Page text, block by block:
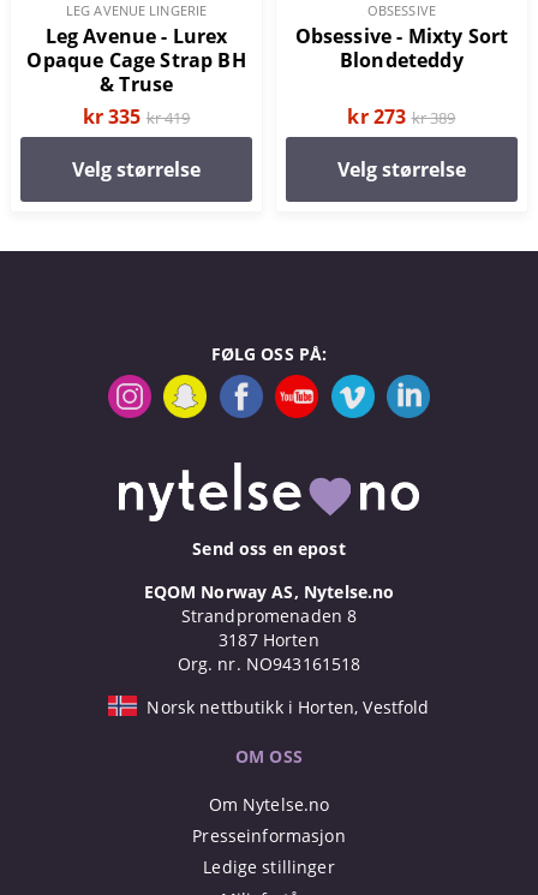
LEG AVENUE LINGERIE
Leg Avenue - Lurex
Opaque Cage Strap BH
& Truse
kr 335 kr 419
Velg størrelse
OBSESSIVE
Obsessive - Mixty Sort
Blondeteddy
kr 273 kr 389
Velg størrelse
FØLG OSS PÅ:
Send oss en epost
EQOM Norway AS, Nytelse.no
Strandpromenaden 8
3187 Horten
Org. nr. NO943161518
Norsk nettbutikk i Horten, Vestfold
OM OSS
Om Nytelse.no
Presseinformasjon
Ledige stillinger